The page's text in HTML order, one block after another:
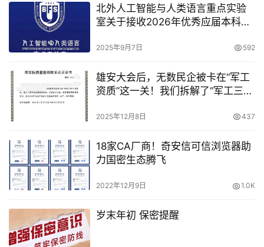
北外人工智能与人类语言重点实验
室关于接收2026年优秀应届本科毕
生的工作办法
2025年9月7日 592
雄安大会后，无数民企被卡在“军工
资质”这一关！我们拆解了“军工三
2025年12月8日 437
18家CA厂商！奇安信可信浏览器助
力国密生态腾飞
2022年12月9日 1.0K
岁末年初 保密提醒